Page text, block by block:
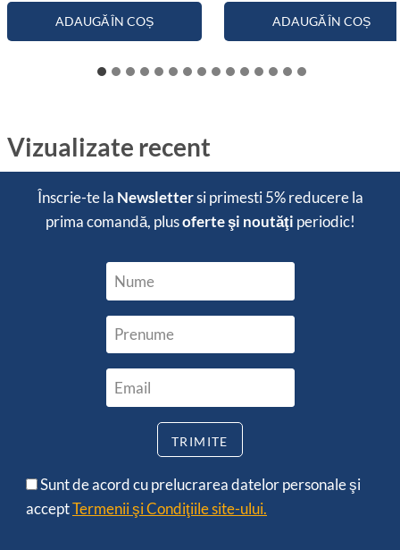
ADAUGĂ ÎN COȘ ADAUGĂ ÎN COȘ
Vizualizate recent
Înscrie-te la Newslettersi primesti5% reducerela
prima comandă, plusoferte şi noutăţi periodic!
Sunt de acord cu prelucrarea datelor personale şi
acceptTermenii şi Condiţiile site-ului.